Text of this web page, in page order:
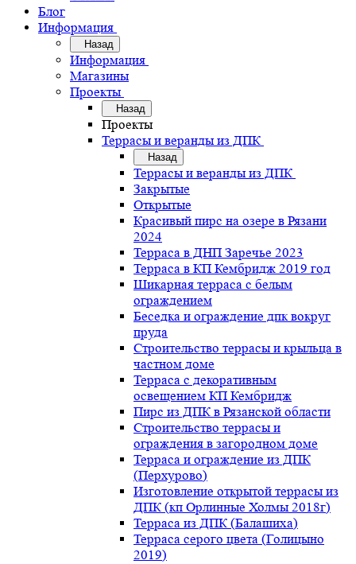
Блог
Информация
Назад
Информация
Магазины
Проекты
Назад
Проекты
Террасы и веранды из ДПК
Назад
Террасы и веранды из ДПК
Закрытые
Открытые
Красивый пирс на озере в Рязани
2024
Терраса в ДНП Заречье 2023
Терраса в КП Кембридж 2019 год
Шикарная терраса с белым
ограждением
Беседка и ограждение дпк вокруг
пруда
Строительство террасы и крыльца в
частном доме
Терраса с декоративным
освещением КП Кембридж
Пирс из ДПК в Рязанской области
Строительство террасы и
ограждения в загородном доме
Терраса и ограждение из ДПК
(Перхурово)
Изготовление открытой террасы из
ДПК (кп Орлинные Холмы 2018г)
Терраса из ДПК (Балашиха)
Терраса серого цвета (Голицыно
2019)